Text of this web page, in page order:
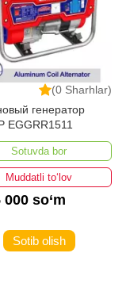
(0 Sharhlar)
генератор
EGGRR1511
Sotuvda bor
Muddatli to‘lov
000 so‘m
Sotib olish